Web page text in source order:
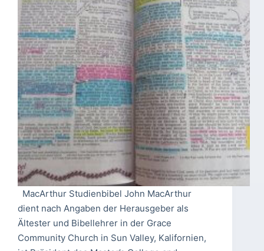
MacArthur Studienbibel John MacArthur
dient nach Angaben der Herausgeber als
Ältester und Bibellehrer in der Grace
Community Church in Sun Valley, Kalifornien,